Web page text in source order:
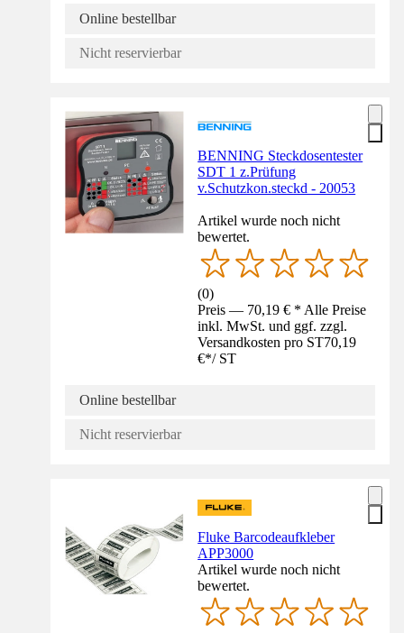
Online bestellbar
Nicht reservierbar
BENNING Steckdosentester
SDT 1 z.Prüfung
v.Schutzkon.steckd - 20053
Artikel wurde noch nicht
bewertet.
(0)
Preis — 70,19 € * Alle Preise
inkl. MwSt. und ggf. zzgl.
Versandkosten pro ST70,19
€*/ ST
Online bestellbar
Nicht reservierbar
Fluke Barcodeaufkleber
APP3000
Artikel wurde noch nicht
bewertet.